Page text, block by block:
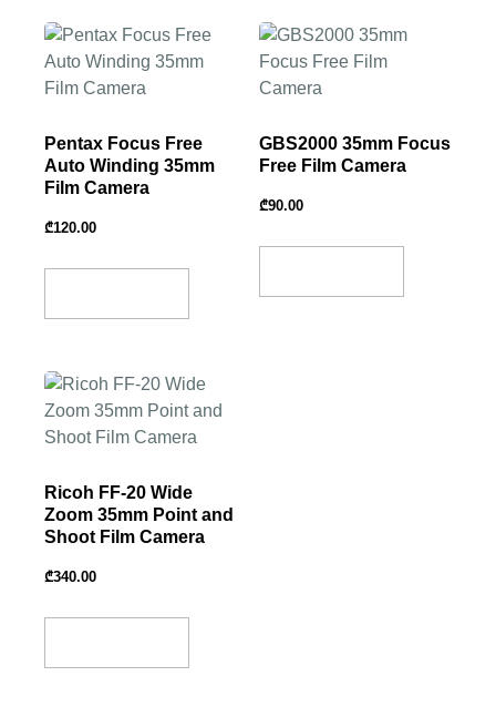
Pentax Focus Free
Auto Winding 35mm
Film Camera
₾120.00
GBS2000 35mm Focus
Free Film Camera
₾90.00
Ricoh FF-20 Wide
Zoom 35mm Point and
Shoot Film Camera
₾340.00